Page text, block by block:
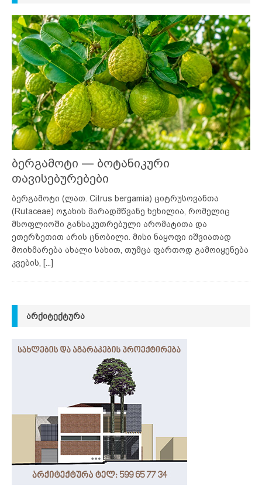
ბერგამოტი — ბოტანიკური
თავისებურებები
ბერგამოტი (ლათ. Citrus bergamia) ციტრუსოვანთა
(Rutaceae) ოჯახის მარადმწვანე ხეხილია, რომელიც
მსოფლიოში განსაკუთრებული არომატითა და
ეთერზეთით არის ცნობილი. მისი ნაყოფი იშვიათად
მოიხმარება ახალი სახით, თუმცა ფართოდ გამოიყენება
კვების,
[...]
ᲐᲠᲥᲘᲢᲔᲥᲢᲣᲠᲐ